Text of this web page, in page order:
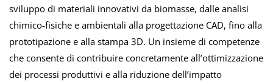
sviluppo di materiali innovativi da biomasse, dalle analisi
chimico-fisiche e ambientali alla progettazione CAD, fino alla
prototipazione e alla stampa 3D. Un insieme di competenze
che consente di contribuire concretamente all’ottimizzazione
dei processi produttivi e alla riduzione dell’impatto